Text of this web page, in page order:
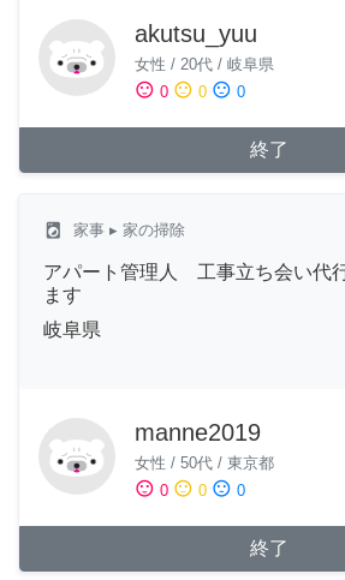
akutsu_yuu
女性 / 20代 / 岐阜県
sentiment_satisfied 0 sentiment_neutral 0 sentiment_dissatisfied 0
終了
local_laundry_service 家事 ▸ 家の掃除
アパート管理人 工事立ち会い代
ます
岐阜県
manne2019
女性 / 50代 / 東京都
sentiment_satisfied 0 sentiment_neutral 0 sentiment_dissatisfied 0
終了